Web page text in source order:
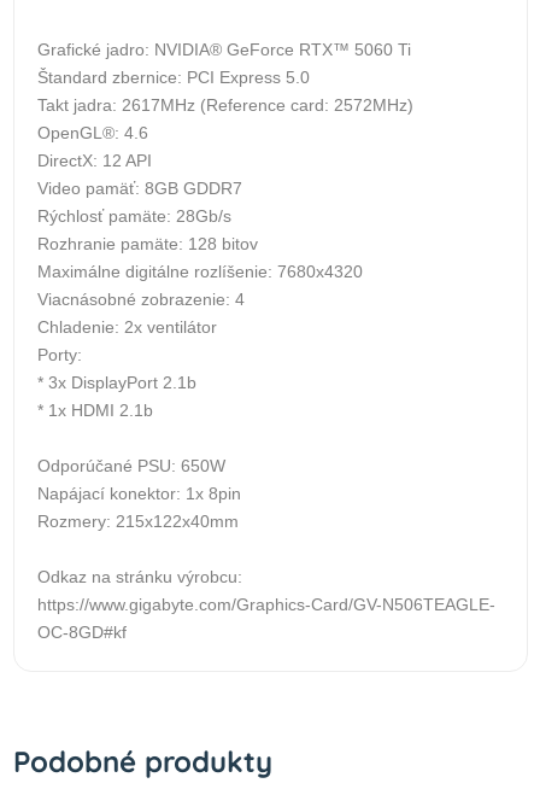
Grafické jadro: NVIDIA® GeForce RTX™ 5060 Ti
Štandard zbernice: PCI Express 5.0
Takt jadra: 2617MHz (Reference card: 2572MHz)
OpenGL®: 4.6
DirectX: 12 API
Video pamäť: 8GB GDDR7
Rýchlosť pamäte: 28Gb/s
Rozhranie pamäte: 128 bitov
Maximálne digitálne rozlíšenie: 7680x4320
Viacnásobné zobrazenie: 4
Chladenie: 2x ventilátor
Porty:
* 3x DisplayPort 2.1b
* 1x HDMI 2.1b
Odporúčané PSU: 650W
Napájací konektor: 1x 8pin
Rozmery: 215x122x40mm
Odkaz na stránku výrobcu:
https://www.gigabyte.com/Graphics-Card/GV-N506TEAGLE-
OC-8GD#kf
Podobné produkty